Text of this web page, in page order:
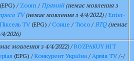
(EPG) / Zoom /Прямий(немає мовлення з
TV(немає мовлення з 4/4/2022)/Enter-
Піксель TV (EPG) / Сонце / Тюсо /BTQ(немає
2026)
мовлення з 4/4/2022)/ROZPAKUY HIT
(EPG) /Конкурент Україна /Армія TV /-/